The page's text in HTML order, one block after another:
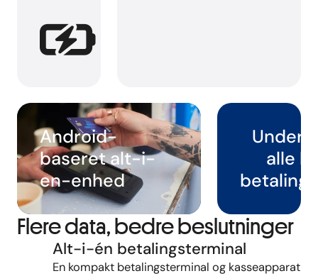
Android-
baseret alt-i-
en-enhed
alle
Flere data, bedre beslutninger
Alt-i-én betalingsterminal
En kompakt betalingsterminal og kasseapparat